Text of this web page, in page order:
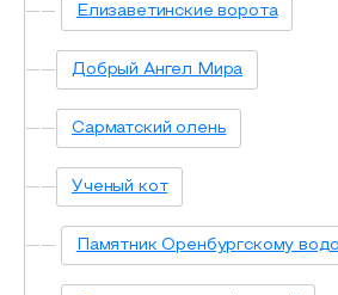
Елизаветинские ворота
Добрый Ангел Мира
Сарматский олень
Ученый кот
Памятник Оренбургскому